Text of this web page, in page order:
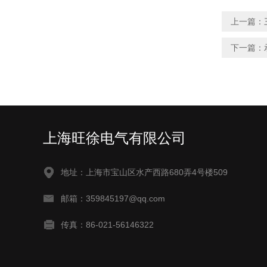
上一篇：
下一篇：
上海旺徐电气有限公司
地址：上海市宝山区水产西路680弄4号楼509
邮箱：359845197@qq.com
传真：86-021-56146322